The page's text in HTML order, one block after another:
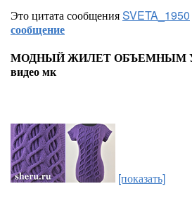
Это цитата сообщенияSVETA_1950
сообщение
МОДНЫЙ ЖИЛЕТ ОБЪЕМНЫМ
видео мк
[показать]